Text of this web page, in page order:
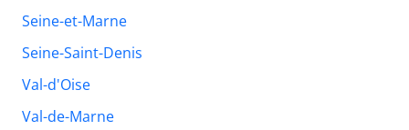
Seine-et-Marne
Seine-Saint-Denis
Val-d'Oise
Val-de-Marne